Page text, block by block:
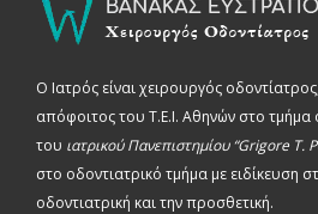
Ο Ιατρός είναι χειρουργός
απόφοιτος του Τ.Ε.Ι. Αθηνών στο τμήμα
του ιατρικού Πανεπιστημίου “Grigore T.
στο οδοντιατρικό τμήμα με ειδίκευση
οδοντιατρική και την προσθετική.